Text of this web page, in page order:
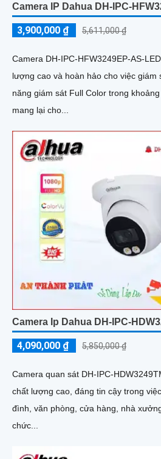
Camera IP Dahua DH-IPC-
3,900,000 ₫ 5,611,000 ₫
Camera DH-IPC-HFW3249EP-AS-
lượng cao và hoàn hảo cho việc giám sát
năng giám sát Full Color trong
mang lại cho...
Camera Ip Dahua DH-IPC-
4,090,000 ₫ 5,850,000 ₫
Camera quan sát DH-IPC-
chất lượng cao, đáng tin cậy trong
đình, văn phòng, cửa hàng, nhà xưởng
chức...